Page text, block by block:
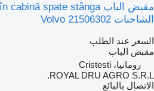
الشاحنات Volvo 21506302
السعر عند الطلب
مقبض الباب
رومانيا، Cristesti
ROYAL DRU AGRO S.R.L.
الاتصال بالبائع